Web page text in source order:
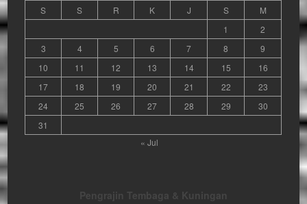
S
S R K J S
M
1
2
3
4 5 6 7 8
9
10
11 12 13 14 15
16
17
18 19 20 21 22
23
24
25 26 27 28 29
30
31
« Jul
Pengrajin Tembaga & Kuningan